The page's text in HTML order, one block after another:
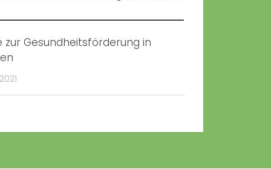
zur Gesundheitsförderung in